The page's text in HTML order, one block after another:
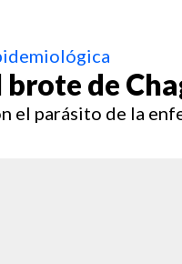
de
el parásito de la